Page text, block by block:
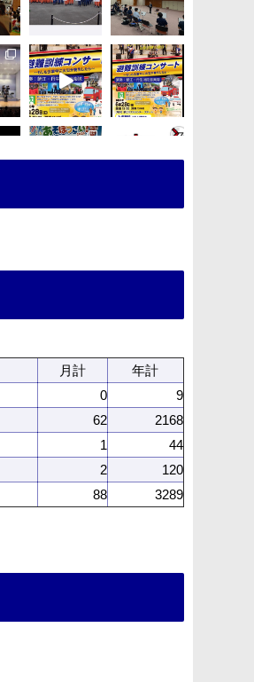
月計
年計
0
9
62
2168
1
44
2
120
88 3289